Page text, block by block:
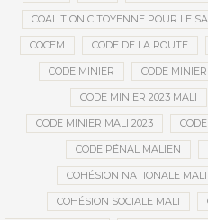
COALITION CITOYENNE POUR LE
COCEM CODE DE LA ROUTE
CODE MINIER CODE
CODE MINIER 2023 MALI
CODE MINIER MALI 2023
CODE PÉNAL MALIEN
COHÉSION NATIONALE MALI
COHÉSION SOCIALE MALI